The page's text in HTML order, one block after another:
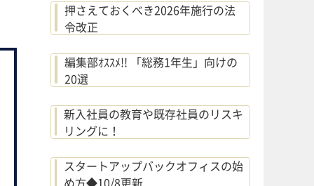
押さえておくべき2026年施行の法
令改正
編集部ｵｽｽﾒ!! 「総務1年生」向けの
20選
新入社員の教育や既存社員のリスキ
リングに！
スタートアップバックオフィスの始
め方◆10/8更新